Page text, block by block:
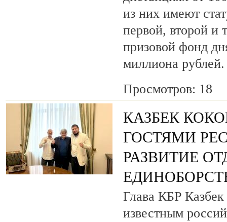
из них имеют
первой, второй и
призовой фонд
миллиона рублей.
Просмотров: 18
КАЗБЕК
ГОСТЯМИ
РАЗВИТИЕ
Глава КБР Казбек
известным